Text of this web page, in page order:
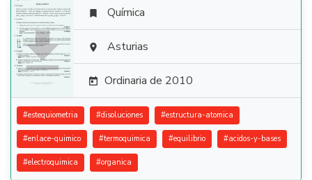

 Química
 Asturias
 Ordinaria de 2010
#estequiometria #disoluciones #estructura-atomica
#enlace-quimico #termoquimica #equilibrio #acidos-y-bases
#electroquimica #organica